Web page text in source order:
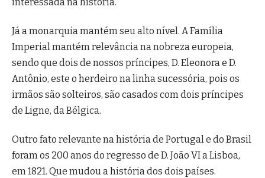
Já a monarquia mantém seu alto nível. A Família
Imperial mantém relevância na nobreza europeia,
sendo que dois de nossos príncipes, D. Eleonora e D.
Antônio, este o herdeiro na linha sucessória, pois os
irmãos são solteiros, são casados com dois príncipes
de Ligne, da Bélgica.
Outro fato relevante na história de Portugal e do Brasil
foram os 200 anos do regresso de D. João VI a Lisboa,
em 1821. Que mudou a história dos dois países.